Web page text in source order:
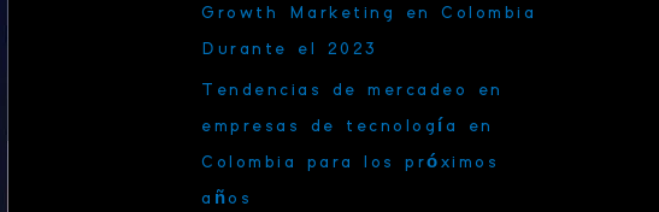
Growth Marketing en Colombia
Durante el 2023
Tendencias de mercadeo en
empresas de tecnología en
Colombia para los próximos
años